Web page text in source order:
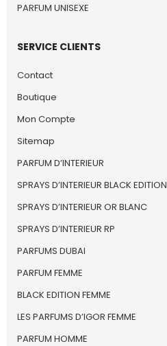
PARFUM UNISEXE
SERVICE CLIENTS
Contact
Boutique
Mon Compte
Sitemap
PARFUM D’INTERIEUR
SPRAYS D’INTERIEUR BLACK EDITION
SPRAYS D’INTERIEUR OR BLANC
SPRAYS D’INTERIEUR RP
PARFUMS DUBAI
PARFUM FEMME
BLACK EDITION FEMME
LES PARFUMS D’IGOR FEMME
PARFUM HOMME